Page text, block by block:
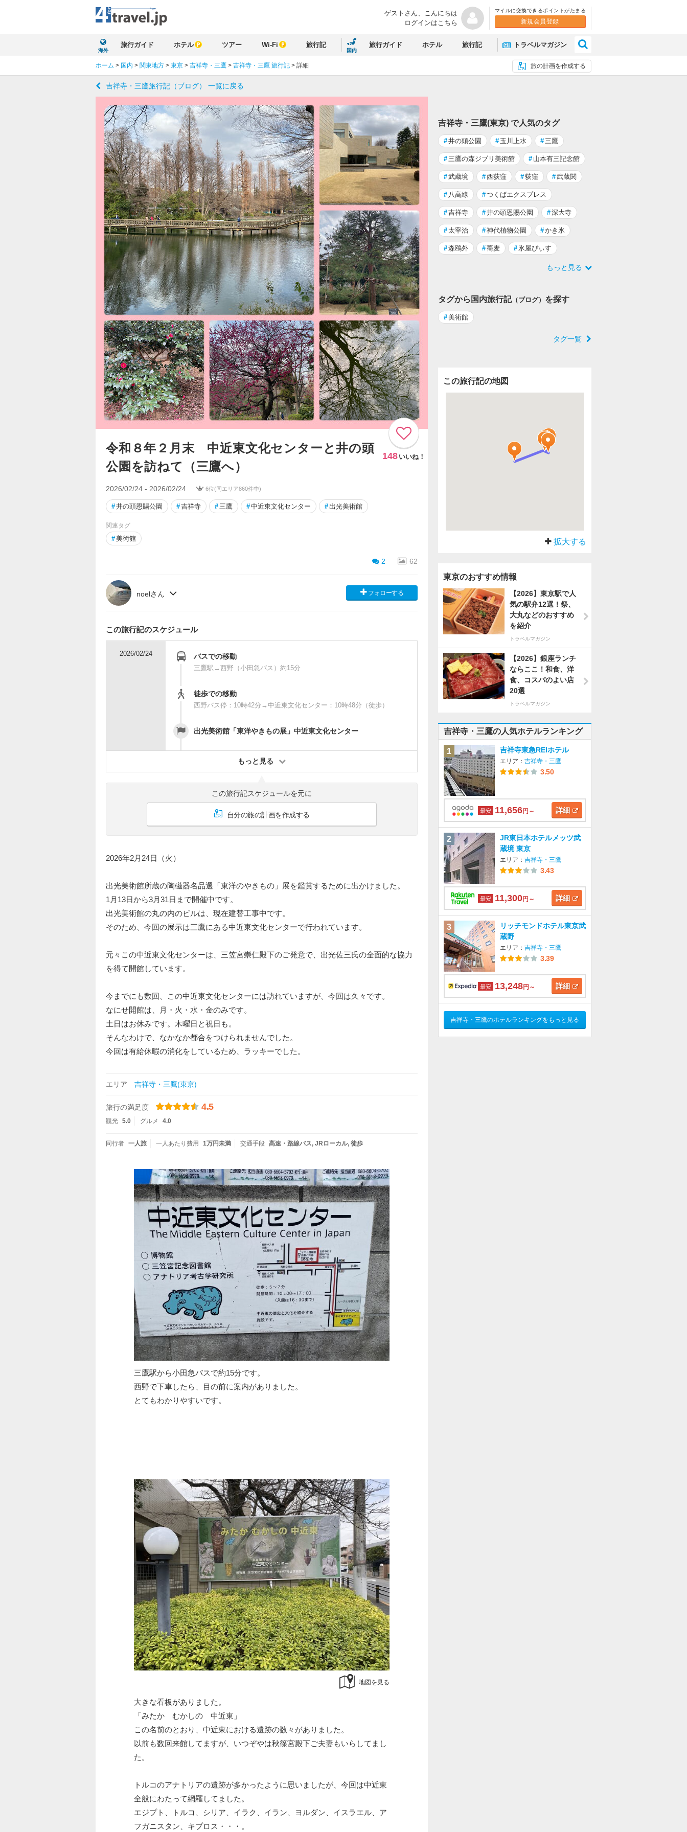
ゲストさん、 こんにちは
ログインはこちら
マイルに交換できるポイントがたまる
新規会員登録
海外
旅行ガイド ホテル ツアー Wi-Fi 旅行記
国内
旅行ガイド ホテル 旅行記 トラベルマガジン
旅の計画を作成する
ホーム > 国内 > 関東地方 > 東京 > 吉祥寺・三鷹 > 吉祥寺・三鷹 旅行記 > 詳細
吉祥寺・三鷹旅行記（ブログ） 一覧に戻る
令和８年２月末 中近東文化センターと井の頭
公園を訪ねて（三鷹へ）
148 いいね！
2026/02/24 - 2026/02/24 6位(同エリア860件中)
#井の頭恩賜公園 #吉祥寺 #三鷹 #中近東文化センター #出光美術館
関連タグ
#美術館
2 62
noelさん フォローする
この旅行記のスケジュール
2026/02/24 バスでの移動
三鷹駅→西野（小田急バス）約15分
徒歩での移動
西野バス停：10時42分→中近東文化センター：10時48分（徒歩）
出光美術館「東洋やきもの展」中近東文化センター
もっと見る
この旅行記スケジュールを元に
自分の旅の計画を作成する
2026年2月24日（火）
出光美術館所蔵の陶磁器名品選「東洋のやきもの」展を鑑賞するために出かけました。
1月13日から3月31日まで開催中です。
出光美術館の丸の内のビルは、現在建替工事中です。
そのため、今回の展示は三鷹にある中近東文化センターで行われています。
元々この中近東文化センターは、三笠宮崇仁殿下のご発意で、出光佐三氏の全面的な協力
を得て開館しています。
今までにも数回、この中近東文化センターには訪れていますが、今回は久々です。
なにせ開館は、月・火・水・金のみです。
土日はお休みです。木曜日と祝日も。
そんなわけで、なかなか都合をつけられませんでした。
今回は有給休暇の消化をしているため、ラッキーでした。
エリア 吉祥寺・三鷹(東京)
旅行の満足度 4.5
観光 5.0 グルメ 4.0
同行者 一人旅 一人あたり費用 1万円未満 交通手段 高速・路線バス JRローカル 徒歩
三鷹駅から小田急バスで約15分です。
西野で下車したら、目の前に案内がありました。
とてもわかりやすいです。
地図を見る
大きな看板がありました。
「みたか むかしの 中近東」
この名前のとおり、中近東における遺跡の数々がありました。
以前も数回来館してますが、いつぞやは秋篠宮殿下ご夫妻もいらしてまし
た。
トルコのアナトリアの遺跡が多かったように思いましたが、今回は中近東
全般にわたって網羅してました。
エジプト、トルコ、シリア、イラク、イラン、ヨルダン、イスラエル、ア
フガニスタン、キプロス・・・。
吉祥寺・三鷹(東京) で人気のタグ
#井の頭公園 # 玉川上水 #三鷹
#三鷹の森ジブリ美術館 # 山本有三記念館
#武蔵境 #西荻窪 #荻窪 #武蔵関
# 八高線 #つくばエクスプレス
#吉祥寺 #井の頭恩賜公園 #深大寺
#太宰治 #神代植物公園 #かき氷
#森鴎外 #蕎麦 #氷屋ぴぃす
もっと見る
タグから国内旅行記（ブログ） を探す
#美術館
タグ一覧
この旅行記の地図
拡大する
東京のおすすめ情報
【2026】東京駅で人
気の駅弁12選！祭、
大丸などのおすすめ
を紹介
トラベルマガジン
【2026】銀座ランチ
ならここ！和食、洋
食、コスパのよい店
20選
トラベルマガジン
吉祥寺・三鷹の人気ホテルランキング
1 吉祥寺東急REIホテル
エリア： 吉祥寺・三鷹
3.50
最安 11,656円～ 詳細
2
JR東日本ホテルメッツ武
蔵境 東京
エリア： 吉祥寺・三鷹
3.43
最安 11,300円～ 詳細
3
リッチモンドホテル東京武
蔵野
エリア： 吉祥寺・三鷹
3.39
最安 13,248円～ 詳細
吉祥寺・三鷹のホテルランキングをもっと見る